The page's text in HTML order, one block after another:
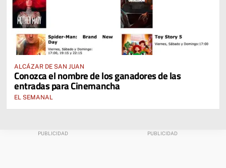
ALCÁZAR DE SAN JUAN
Conozca el nombre de los ganadores de las
entradas para Cinemancha
EL SEMANAL